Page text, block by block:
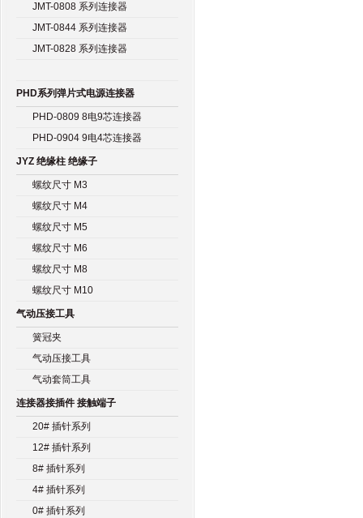
JMT-0808 系列连接器
JMT-0844 系列连接器
JMT-0828 系列连接器
PHD系列弹片式电源连接器
PHD-0809 8电9芯连接器
PHD-0904 9电4芯连接器
JYZ 绝缘柱 绝缘子
螺纹尺寸 M3
螺纹尺寸 M4
螺纹尺寸 M5
螺纹尺寸 M6
螺纹尺寸 M8
螺纹尺寸 M10
气动压接工具
簧冠夹
气动压接工具
气动套筒工具
连接器接插件 接触端子
20# 插针系列
12# 插针系列
8# 插针系列
4# 插针系列
0# 插针系列